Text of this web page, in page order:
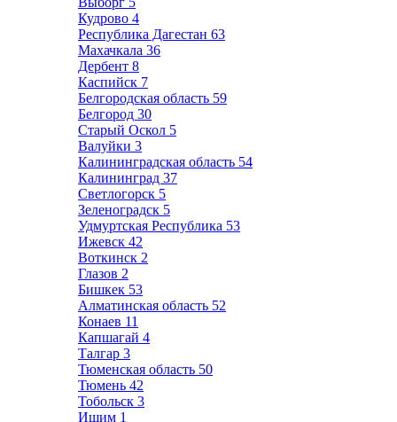
Кудрово 4
Республика Дагестан 63
Махачкала 36
Дербент 8
Каспийск 7
Белгородская область 59
Белгород 30
Старый Оскол 5
Валуйки 3
Калининградская область 54
Калининград 37
Светлогорск 5
Зеленоградск 5
Удмуртская Республика 53
Ижевск 42
Воткинск 2
Глазов 2
Бишкек 53
Алматинская область 52
Конаев 11
Капшагай 4
Талгар 3
Тюменская область 50
Тюмень 42
Тобольск 3
Ишим 1